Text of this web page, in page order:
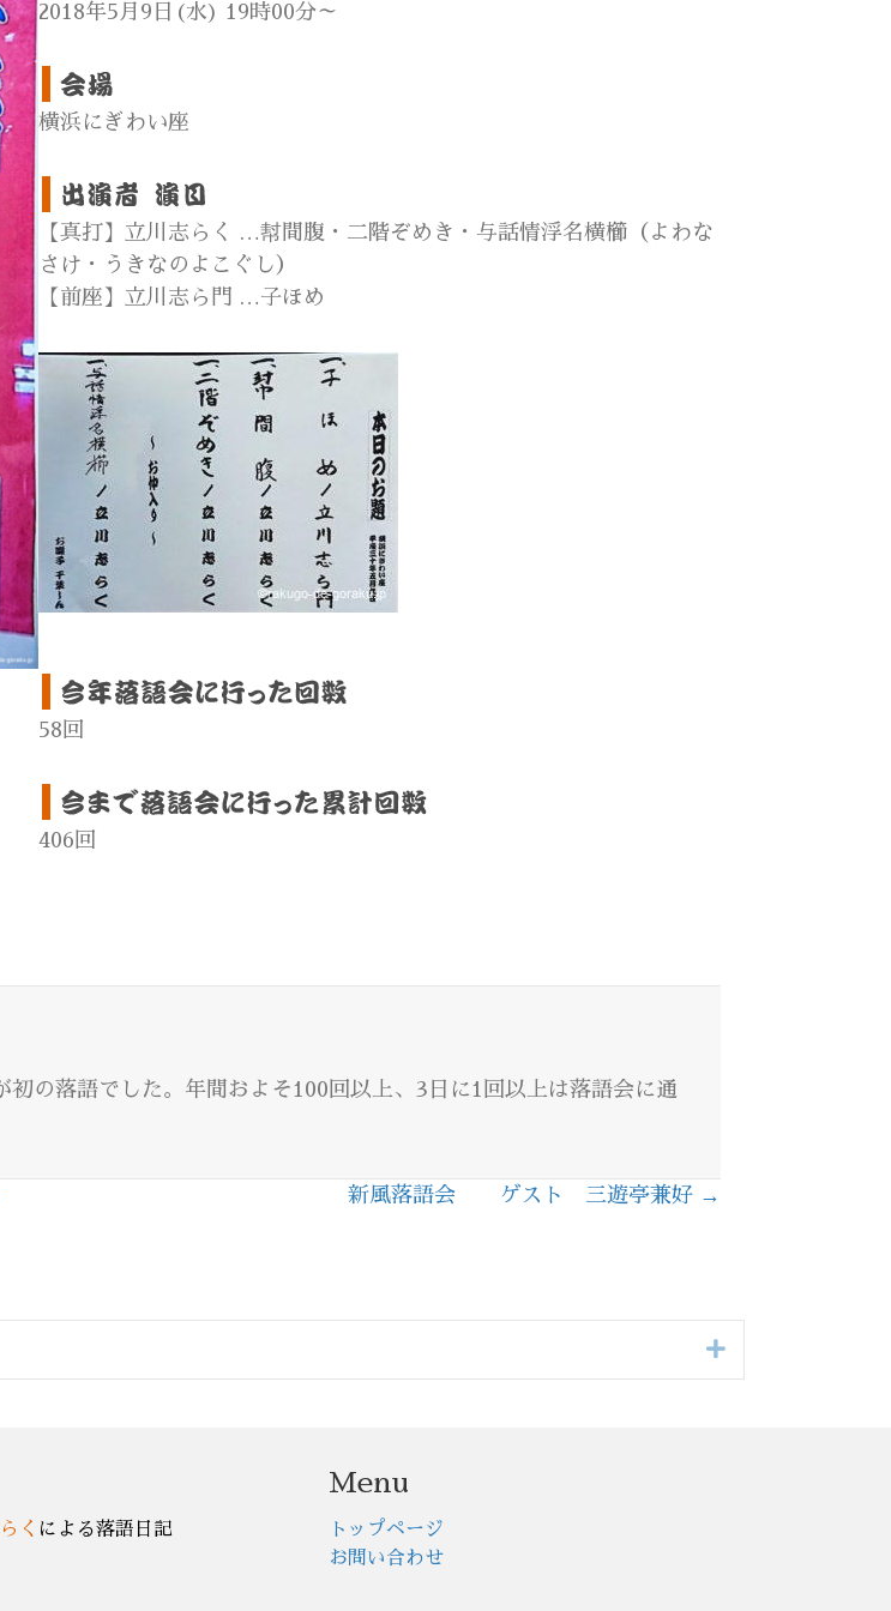
2018年5月9日(水) 19時00分～
横浜にぎわい座
【真打】立川志らく …幇間腹・二階ぞめき・与話情浮名横櫛（よわな
さけ・うきなのよこぐし）
【前座】立川志ら門 …子ほめ
58回
406回
初の落語でした。年間およそ100回以上、3日に1回以上は落語会に通
新風落語会 ゲスト 三遊亭兼好 →
Expand
く による落語日記
Menu
トップページ
お問い合わせ